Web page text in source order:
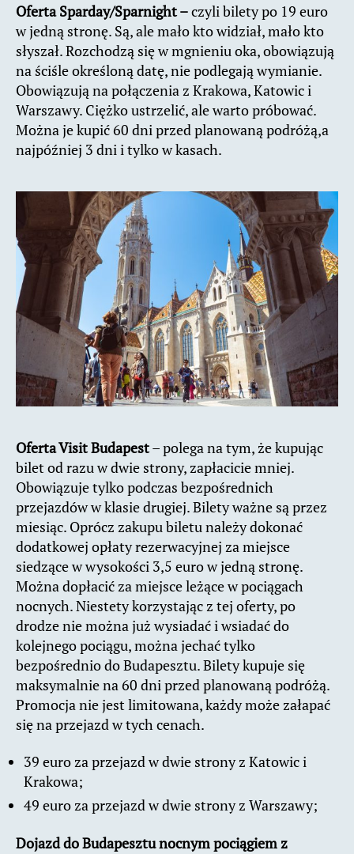
Oferta Sparday/Sparnight –czyli bilety po 19 euro
w jedną stronę. Są, ale mało kto widział, mało kto
słyszał. Rozchodzą się w mgnieniu oka, obowiązują
na ściśle określoną datę, nie podlegają wymianie.
Obowiązują na połączenia z Krakowa, Katowic i
Warszawy. Ciężko ustrzelić, ale warto próbować.
Można je kupić 60 dni przed planowaną podróżą,a
najpóźniej 3 dni i tylko w kasach.
Oferta Visit Budapest– polega na tym, że kupując
bilet od razu w dwie strony, zapłacicie mniej.
Obowiązuje tylko podczas bezpośrednich
przejazdów w klasie drugiej. Bilety ważne są przez
miesiąc. Oprócz zakupu biletu należy dokonać
dodatkowej opłaty rezerwacyjnej za miejsce
siedzące w wysokości 3,5 euro w jedną stronę.
Można dopłacić za miejsce leżące w pociągach
nocnych. Niestety korzystając z tej oferty, po
drodze nie można już wysiadać i wsiadać do
kolejnego pociągu, można jechać tylko
bezpośrednio do Budapesztu. Bilety kupuje się
maksymalnie na 60 dni przed planowaną podróżą.
Promocja nie jest limitowana, każdy może załapać
się na przejazd w tych cenach.
39 euro za przejazd w dwie strony z Katowic i
Krakowa;
49 euro za przejazd w dwie strony z Warszawy;
Dojazd do Budapesztu nocnym pociągiem z